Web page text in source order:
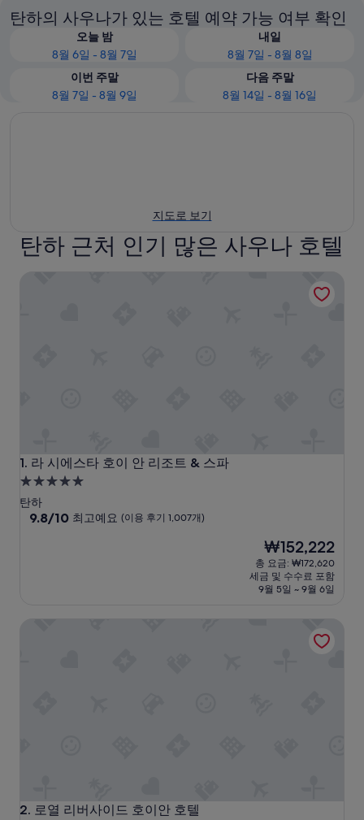
탄하의 사우나가 있는 호텔 예약 가능 여부 확인
오늘 밤
8월 6일 - 8월 7일
내일
8월 7일 - 8월 8일
이번 주말
8월 7일 - 8월 9일
다음 주말
8월 14일 - 8월 16일
지도로 보기
탄하 근처 인기 많은 사우나 호텔
1. 라 시에스타 호이 안 리조트 & 스파
라 시에스타 호이 안 리조트 & 스파
5.0
성
급
탄하
10
최
9.8/10 최고예요 (이용 후기 1,007개)
현
재
요
금
₩152,222
총 요금: ₩172,620
세금 및 수수료 포함
9월 5일 ~ 9월 6일
2. 로열 리버사이드 호이안 호텔
로열 리버사이드 호이안 호텔